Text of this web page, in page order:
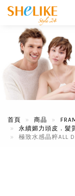
首頁 商品
永續媚力頭皮．髮
極致水感晶粹ALL